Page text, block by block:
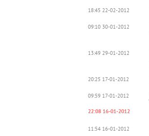
18:45 22-02-2012
09:10 30-01-2012
13:49 29-01-2012
20:25 17-01-2012
09:59 17-01-2012
22:08 16-01-2012
11:54 16-01-2012